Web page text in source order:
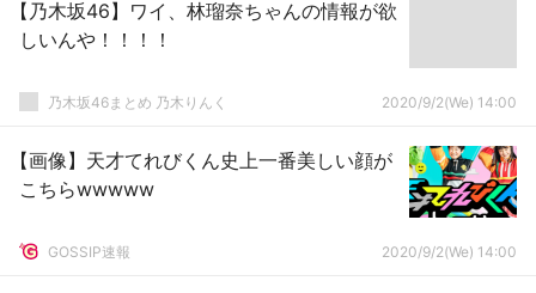
【乃木坂46】ワイ、林瑠奈ちゃんの情報が欲
しいんや！！！！
乃木坂46まとめ 乃木りんく 2020/9/2(We) 14:00
【画像】天才てれびくん史上一番美しい顔が
こちらwwwww
GOSSIP速報 2020/9/2(We) 14:00